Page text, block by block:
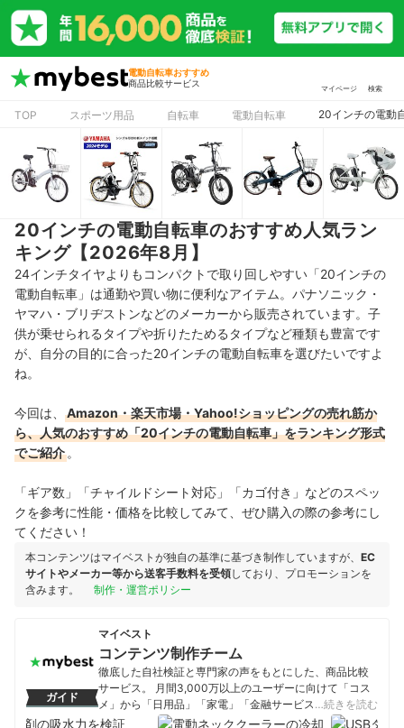
電動自転車おすすめ
商品比較サービス
マイページ 検索
TOP スポーツ用品 自転車 電動自転車 20インチの電動
20インチの電動自転車のおすすめ人気ラン
キング【2026年8月】
24インチタイヤよりもコンパクトで取り回しやすい「20インチの
電動自転車」は通勤や買い物に便利なアイテム。パナソニック・
ヤマハ・ブリヂストンなどのメーカーから販売されています。子
供が乗せられるタイプや折りたためるタイプなど種類も豊富です
が、自分の目的に合った20インチの電動自転車を選びたいですよ
ね。
今回は、
Amazon・楽天市場・Yahoo!ショッピングの売れ筋か
ら、人気のおすすめ「20インチの電動自転車」をランキング形式
でご紹介 。
「ギア数」「チャイルドシート対応」「カゴ付き」などのスペッ
クを参考に性能・価格を比較してみて、ぜひ購入の際の参考にし
てください！
本コンテンツはマイベストが独自の基準に基づき制作していますが、 EC
サイトやメーカー等から送客手数料を受領しており、プロモーションを
含みます。
制作・運営ポリシー
ガイド
マイベスト
コンテンツ制作チーム
徹底した自社検証と専門家の声をもとにした、商品比較
サービス。 月間3,000万以上のユーザーに向けて「コス
メ」から「日用品」「家電」「金融サービス」まで、ベ
ストな商品を選んでもらうために、毎日コンテンツを制
…続きを読む